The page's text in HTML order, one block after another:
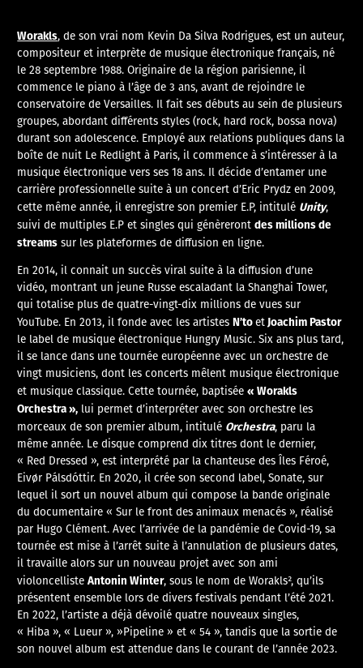
Worakls, de son vrai nom Kevin Da Silva Rodrigues, est un auteur,
compositeur et interprète de musique électronique français, né
le 28 septembre 1988. Originaire de la région parisienne, il
commence le piano à l’âge de 3 ans, avant de rejoindre le
conservatoire de Versailles. Il fait ses débuts au sein de plusieurs
groupes, abordant différents styles (rock, hard rock, bossa nova)
durant son adolescence. Employé aux relations publiques dans la
boîte de nuit Le Redlight à Paris, il commence à s’intéresser à la
musique électronique vers ses 18 ans. Il décide d’entamer une
carrière professionnelle suite à un concert d’Eric Prydz en 2009,
cette même année, il enregistre son premier E.P, intitulé Unity,
suivi de multiples E.P et singles qui génèrerontdes millions de
streams sur les plateformes de diffusion en ligne.
En 2014, il connait un succès viral suite à la diffusion d’une
vidéo, montrant un jeune Russe escaladant la Shanghai Tower,
qui totalise plus de quatre-vingt-dix millions de vues sur
YouTube. En 2013, il fonde avec les artistesN’toetJoachim Pastor
le label de musique électronique Hungry Music. Six ans plus tard,
il se lance dans une tournée européenne avec un orchestre de
vingt musiciens, dont les concerts mêlent musique électronique
et musique classique. Cette tournée, baptisée« Worakls
Orchestra », lui permet d’interpréter avec son orchestre les
morceaux de son premier album, intitulé Orchestra, paru la
même année. Le disque comprend dix titres dont le dernier,
« Red Dressed », est interprété par la chanteuse des Îles Féroé,
Eivør Pálsdóttir. En 2020, il crée son second label, Sonate, sur
lequel il sort un nouvel album qui compose la bande originale
du documentaire « Sur le front des animaux menacés », réalisé
par Hugo Clément. Avec l’arrivée de la pandémie de Covid-19, sa
tournée est mise à l’arrêt suite à l’annulation de plusieurs dates,
il travaille alors sur un nouveau projet avec son ami
violoncellisteAntonin Winter, sous le nom de Worakls², qu’ils
présentent ensemble lors de divers festivals pendant l’été 2021.
En 2022, l’artiste a déjà dévoilé quatre nouveaux singles,
« Hiba », « Lueur », »Pipeline » et « 54 », tandis que la sortie de
son nouvel album est attendue dans le courant de l’année 2023.